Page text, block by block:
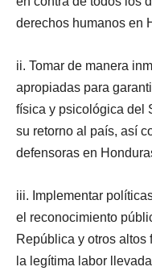
derechos humanos en
ii. Tomar de manera
apropiadas para
física y psicológica del
su retorno al país, así
defensoras en
iii. Implementar
el reconocimiento
República y otros
la legítima labor